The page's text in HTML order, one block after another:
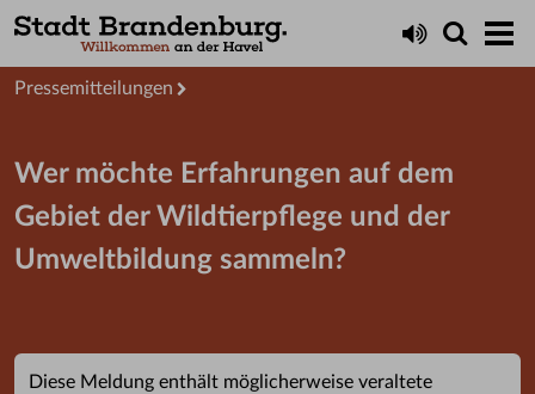
Presseservice
Pressemitteilungen
Wer möchte Erfahrungen auf dem
Gebiet der Wildtierpflege und der
Umweltbildung sammeln?
Diese Meldung enthält möglicherweise veraltete